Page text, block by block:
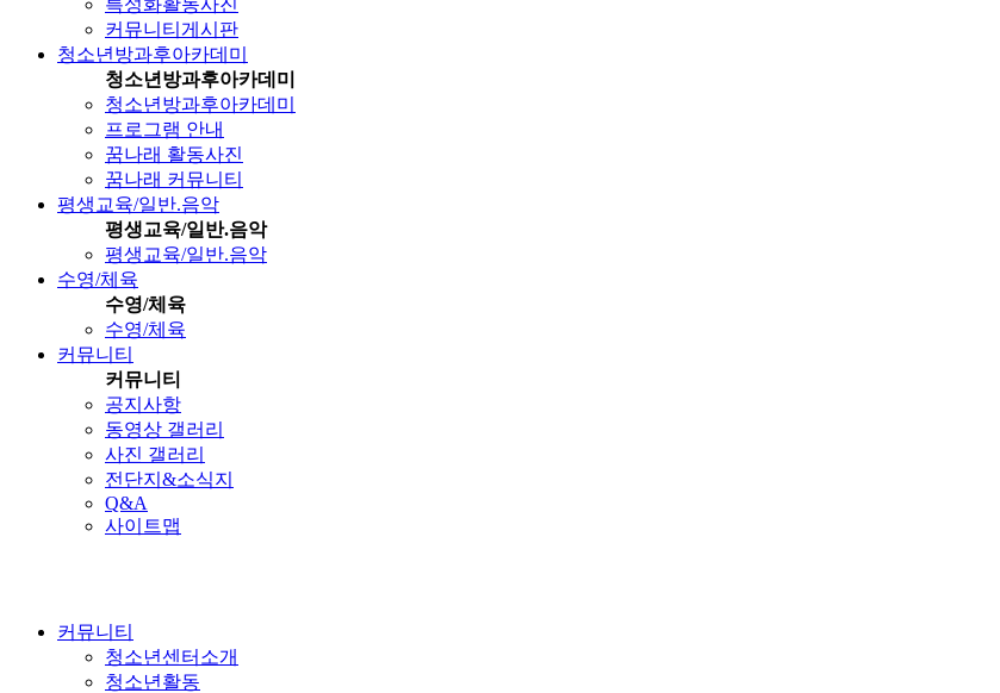
커뮤니티게시판
청소년방과후아카데미
청소년방과후아카데미
청소년방과후아카데미
프로그램 안내
꿈나래 활동사진
꿈나래 커뮤니티
평생교육/일반.음악
평생교육/일반.음악
평생교육/일반.음악
수영/체육
수영/체육
수영/체육
커뮤니티
커뮤니티
공지사항
동영상 갤러리
사진 갤러리
전단지&소식지
Q&A
사이트맵
커뮤니티
청소년센터소개
청소년활동